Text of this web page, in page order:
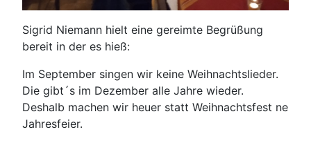
Sigrid Niemann hielt eine gereimte Begrüßung
bereit in der es hieß:
Im September singen wir keine Weihnachtslieder.
Die gibt´s im Dezember alle Jahre wieder.
Deshalb machen wir heuer statt Weihnachtsfest ne
Jahresfeier.